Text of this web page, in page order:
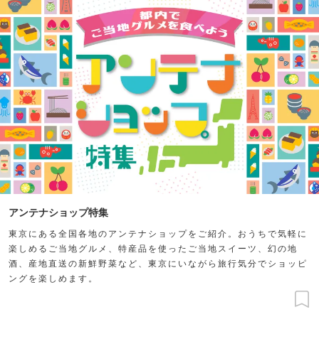
アンテナショップ特集
東京にある全国各地のアンテナショップをご紹介。おうちで気軽に
楽しめるご当地グルメ、特産品を使ったご当地スイーツ、幻の地
酒、産地直送の新鮮野菜など、東京にいながら旅行気分でショッピ
ングを楽しめます。